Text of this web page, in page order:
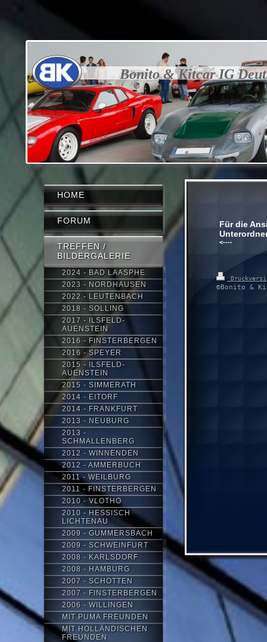
Bonito & Kitcar IG
Für die
<----
©Bonito &
HOME
FORUM
TREFFEN /
BILDERGALERIE
2024 - BAD LAASPHE
2023 - NORDHAUSEN
2022 - LEUTENBACH
2018 - SOLLING
2017 - ILSFELD-
AUENSTEIN
2016 - FINSTERBERGEN
2016 - SPEYER
2015 - ILSFELD-
AUENSTEIN
2015 - SIMMERATH
2014 - EITORF
2014 - FRANKFURT
2013 - NEUBURG
2013 -
SCHMALLENBERG
2012 - WINNENDEN
2012 - AMMERBUCH
2011 - WEILBURG
2011 - FINSTERBERGEN
2010 - VLOTHO
2010 - HESSISCH
LICHTENAU
2009 - GUMMERSBACH
2009 - SCHWEINFURT
2008 - KARLSDORF
2008 - HAMBURG
2007 - SCHOTTEN
2007 - FINSTERBERGEN
2006 - WILLINGEN
MIT PUMA FREUNDEN
MIT HOLLÄNDISCHEN
FREUNDEN